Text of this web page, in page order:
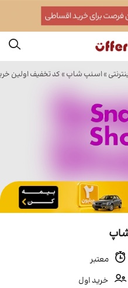
»اسنپ شاپ» کد تخفیف اولین
معتبر
خرید اول